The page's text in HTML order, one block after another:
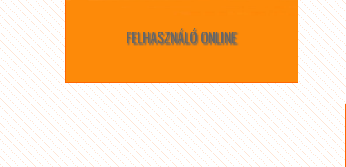
FELHASZNÁLÓ ONLINE